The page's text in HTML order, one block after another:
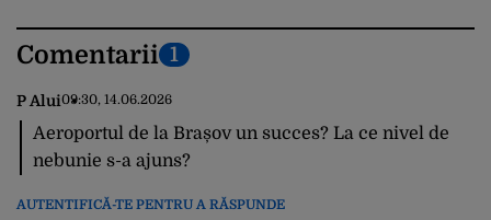
Comentarii 1
P Alui09:30, 14.06.2026
Aeroportul de la Brașov un succes? La ce nivel de
nebunie s-a ajuns?
AUTENTIFICĂ-TE PENTRU A RĂSPUNDE